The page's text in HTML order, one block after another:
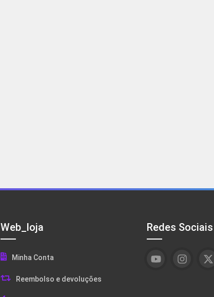
Web_loja
Minha Conta
Reembolso e devoluções
Redes Sociais